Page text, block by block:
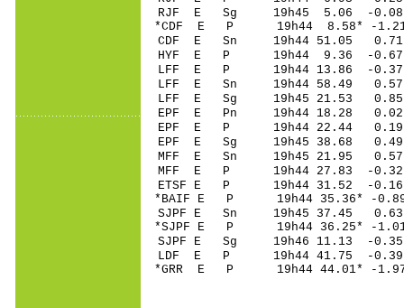
RJF E Sg 19h45 5.06 -
*CDF E P 19h44 8.58* -
CDF E Sn 19h44 51.05
HYF E P 19h44 9.36 -0.67
LFF E P 19h44 13.86 -0.37
LFF E Sn 19h44 58.49
LFF E Sg 19h45 21.53
EPF E Pn 19h44 18.28 0.02
EPF E P 19h44 22.44 0.19
EPF E Sg 19h45 38.68
MFF E Sn 19h45 21.95
MFF E P 19h44 27.83 -0.32
ETSF E P 19h44 31.52 -0.16
*BAIF E P 19h44 35.36* -0.89
SJPF E Sn 19h45 37.45
*SJPF E P 19h44 36.25* -1.01
SJPF E Sg 19h46 11.13 -
LDF E P 19h44 41.75 -0.39
*GRR E P 19h44 44.01* -1.97